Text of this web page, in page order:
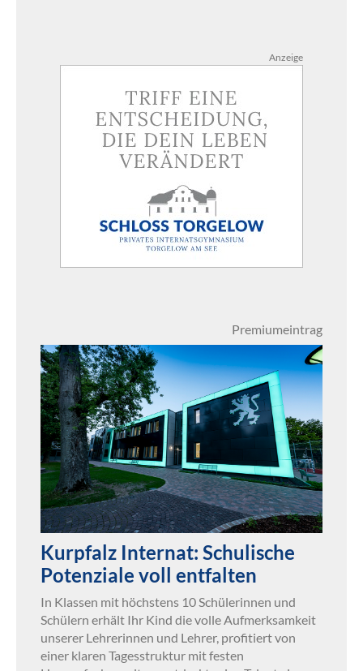
Anzeige
Premiumeintrag
Kurpfalz Internat: Schulische
Potenziale voll entfalten
In Klassen mit höchstens 10 Schülerinnen und
Schülern erhält Ihr Kind die volle Aufmerksamkeit
unserer Lehrerinnen und Lehrer, profitiert von
einer klaren Tagesstruktur mit festen